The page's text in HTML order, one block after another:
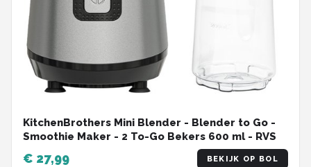
KitchenBrothers Mini Blender - Blender to Go -
Smoothie Maker - 2 To-Go Bekers 600 ml - RVS
€ 27,99 BEKIJK OP BOL